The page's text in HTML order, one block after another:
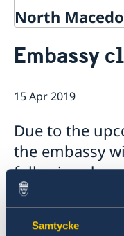
Samtycke
North
Ambassador
Contact /
Rules for resident
Invitation to civil
partnership with Sida
Important
Passports
Development
Embassy
15 Apr 2019
Due to the
the embassy
following days:
Friday, April
Monday,